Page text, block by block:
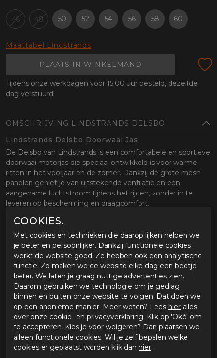
46 48 50 52 54 56 58 60
Maattabel Lindstrands
PLAATS IN WINKELMAND
Tijdens onze werkdagen voor 15:00 uur besteld, dezelfde
dag verstuurd.
OMSCHRIJVING LINDSTRANDS DELSBO
Lindstrands Delsbo Doorwaai Jas
De Delsbo van Lindstrands is een comfortabele en sportieve
doorwaai motorjas die speciaal ontwikkeld is voor warme
ritten in het voorjaar en de zomer. Dankzij de grote mesh
panelen geniet je van uitstekende ventilatie en een
aangename luchtstroom tijdens het rijden, zonder in te
leveren op bescherming en draagcomfort.
De jas is gemaakt van slijtvaste materialen en voorzien van
CE gecertificeerde protectoren op de schouders en
ellebogen. Daarnaast is de Delsbo voorbereid voor een
rugprotector voor extra veiligheid. De touringgerichte
pasvorm en verstel mogelijkheden bij de armen en taille
zorgen voor een comfortabele aansluiting tijdens zowel
korte ritten als langere toertochten.
Specificaties
Doorwaai motorjas
Grote mesh ventilatiepanelen
Slijtvaste buitenstof
CE protectoren op schouders en ellebogen
Voorbereid voor rugprotector
COOKIES.
Met cookies en technieken die daarop lijken helpen we
je beter en persoonlijker. Dankzij functionele cookies
werkt de website goed. Ze hebben ook een analytische
functie. Zo maken we de website elke dag een beetje
beter. We laten je graag nuttige advertenties zien.
Daarom gebruiken we technologie om je gedrag
binnen en buiten onze website te volgen. Dat doen we
op een anonieme manier. Meer weten? Lees hier alles
over onze cookie- en privacyverklaring. Klik op 'Oké' om
te accepteren. Kies je voor weigeren? Dan plaatsen we
alleen functionele cookies. Wil je zelf bepalen welke
cookies er geplaatst worden klik dan hier.